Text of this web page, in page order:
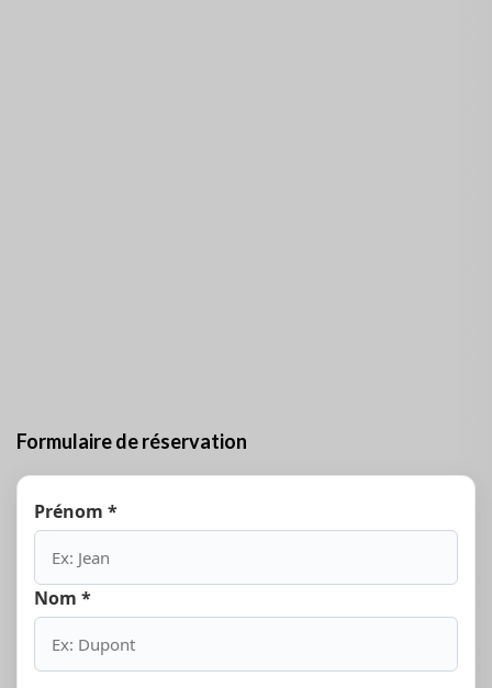
Formulaire de réservation
Prénom *
Nom *